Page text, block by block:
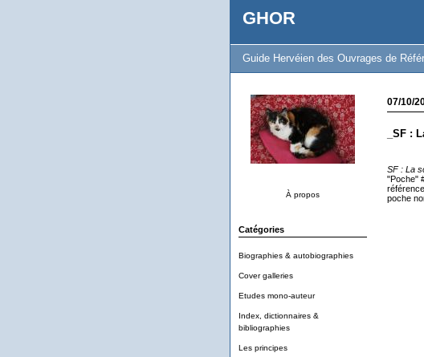
GHOR
Guide Hervéien des Ouvrages de
À propos
Catégories
Biographies & autobiographies
Cover galleries
Etudes mono-auteur
Index, dictionnaires &
bibliographies
Les principes
07/10/
_SF :
SF : La
"Poche"
poche